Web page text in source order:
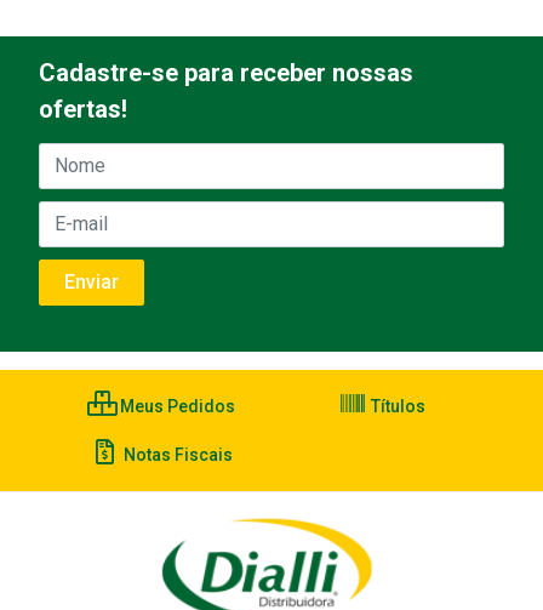
Cadastre-se para receber nossas
ofertas!
Meus Pedidos Títulos
Notas Fiscais